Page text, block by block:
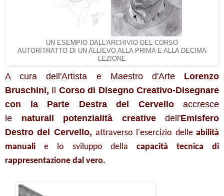
UN ESEMPIO DALL'ARCHIVIO DEL CORSO
AUTORITRATTO DI UN ALLIEVO ALLA PRIMA E ALLA DECIMA
LEZIONE
A cura dell'Artista e Maestro d'Arte Lorenzo
Bruschini, Il Corso di Disegno Creativo-Disegnare
con la Parte Destra del Cervello accresce
le naturali potenzialità creative dell'Emisfero
Destro del Cervello, attraverso l'esercizio delle abilità
manuali e lo sviluppo dellacapacità tecnica di
rappresentazione dal vero.